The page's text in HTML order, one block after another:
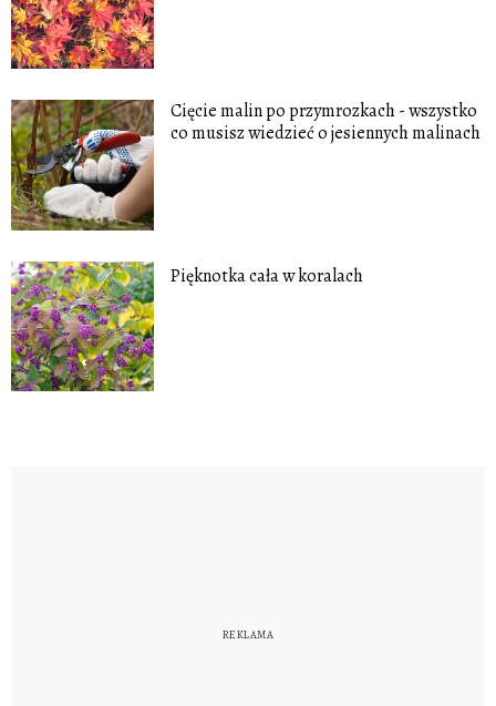
Cięcie malin po przymrozkach - wszystko
co musisz wiedzieć o jesiennych malinach
Pięknotka cała w koralach